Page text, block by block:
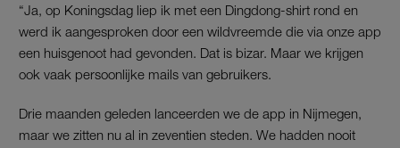
“Ja, op Koningsdag liep ik met een Dingdong-shirt rond en
werd ik aangesproken door een wildvreemde die via onze app
een huisgenoot had gevonden. Dat is bizar. Maar we krijgen
ook vaak persoonlijke mails van gebruikers.
Drie maanden geleden lanceerden we de app in Nijmegen,
maar we zitten nu al in zeventien steden. We hadden nooit